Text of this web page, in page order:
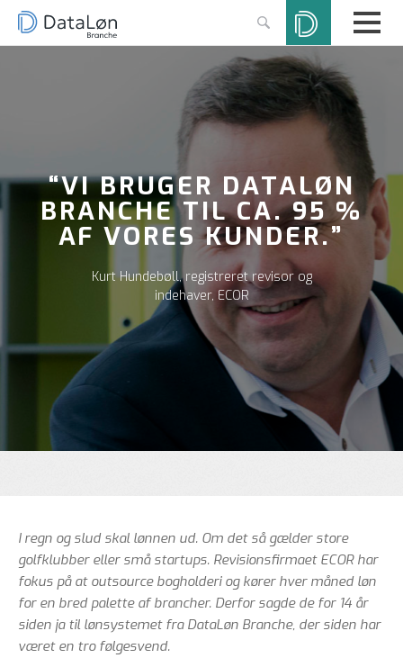
“VI BRUGER DATALØN
BRANCHE TIL CA. 95 %
AF VORES KUNDER.”
Kurt Hundebøll, registreret revisor og
indehaver, ECOR
I regn og slud skal lønnen ud. Om det så gælder store
golfklubber eller små startups. Revisionsfirmaet ECOR har
fokus på at outsource bogholderi og kører hver måned løn
for en bred palette af brancher. Derfor sagde de for 14 år
siden ja til lønsystemet fra DataLøn Branche, der siden har
været en tro følgesvend.